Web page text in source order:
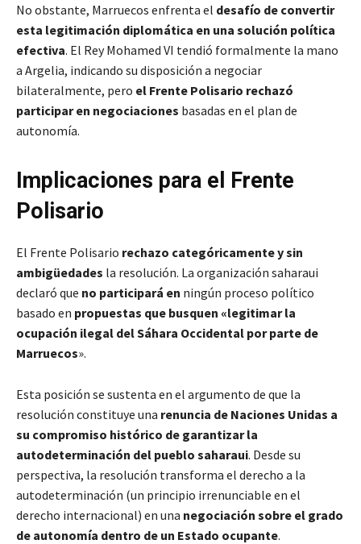
No obstante, Marruecos enfrenta el desafío de convertir
esta legitimación diplomática en una solución política
efectiva. El Rey Mohamed VI tendió formalmente la mano
a Argelia, indicando su disposición a negociar
bilateralmente, pero el Frente Polisario rechazó
participar en negociaciones basadas en el plan de
autonomía.
Implicaciones para el Frente
Polisario
El Frente Polisario rechazo categóricamente y sin
ambigüedades la resolución. La organización saharaui
declaró que no participará en ningún proceso político
basado en propuestas que busquen «legitimar la
ocupación ilegal del Sáhara Occidental por parte de
Marruecos».
Esta posición se sustenta en el argumento de que la
resolución constituye una renuncia de Naciones Unidas a
su compromiso histórico de garantizar la
autodeterminación del pueblo saharaui. Desde su
perspectiva, la resolución transforma el derecho a la
autodeterminación (un principio irrenunciable en el
derecho internacional) en una negociación sobre el grado
de autonomía dentro de un Estado ocupante.